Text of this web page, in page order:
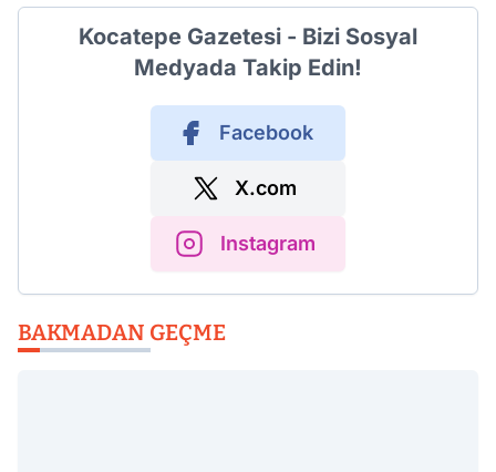
Kocatepe Gazetesi - Bizi Sosyal
Medyada Takip Edin!
Facebook
X.com
Instagram
BAKMADAN GEÇME